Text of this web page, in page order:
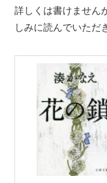
詳しくは書けません
しみに読んでいただ